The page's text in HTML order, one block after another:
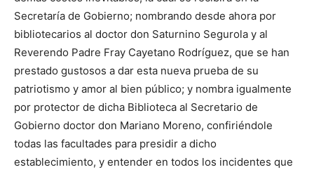
Secretaría de Gobierno; nombrando desde ahora por
bibliotecarios al doctor don Saturnino Segurola y al
Reverendo Padre Fray Cayetano Rodríguez, que se han
prestado gustosos a dar esta nueva prueba de su
patriotismo y amor al bien público; y nombra igualmente
por protector de dicha Biblioteca al Secretario de
Gobierno doctor don Mariano Moreno, confiriéndole
todas las facultades para presidir a dicho
establecimiento, y entender en todos los incidentes que